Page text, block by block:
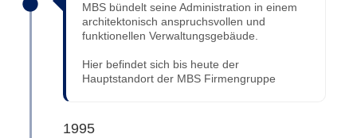
MBS bündelt seine Administration in einem
architektonisch anspruchsvollen und
funktionellen Verwaltungsgebäude.
Hier befindet sich bis heute der
Hauptstandort der MBS Firmengruppe
1995